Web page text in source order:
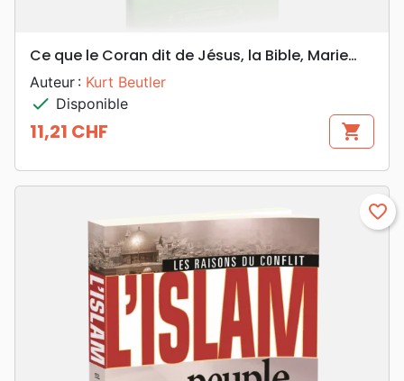
Ce que le Coran dit de Jésus, la Bible, Marie…
Auteur : Kurt Beutler
check Disponible
Prix
11,21 CHF shopping_cart
favorite_border